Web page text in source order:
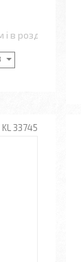
в роздріб
KL 33745